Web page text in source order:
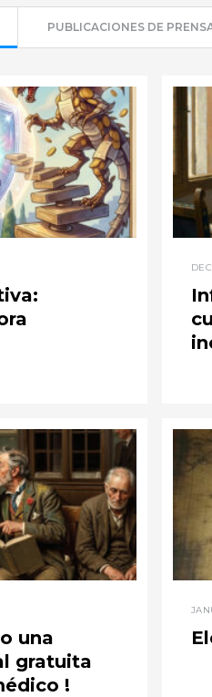
PUBLICACIONES DE
una
gratuita
!